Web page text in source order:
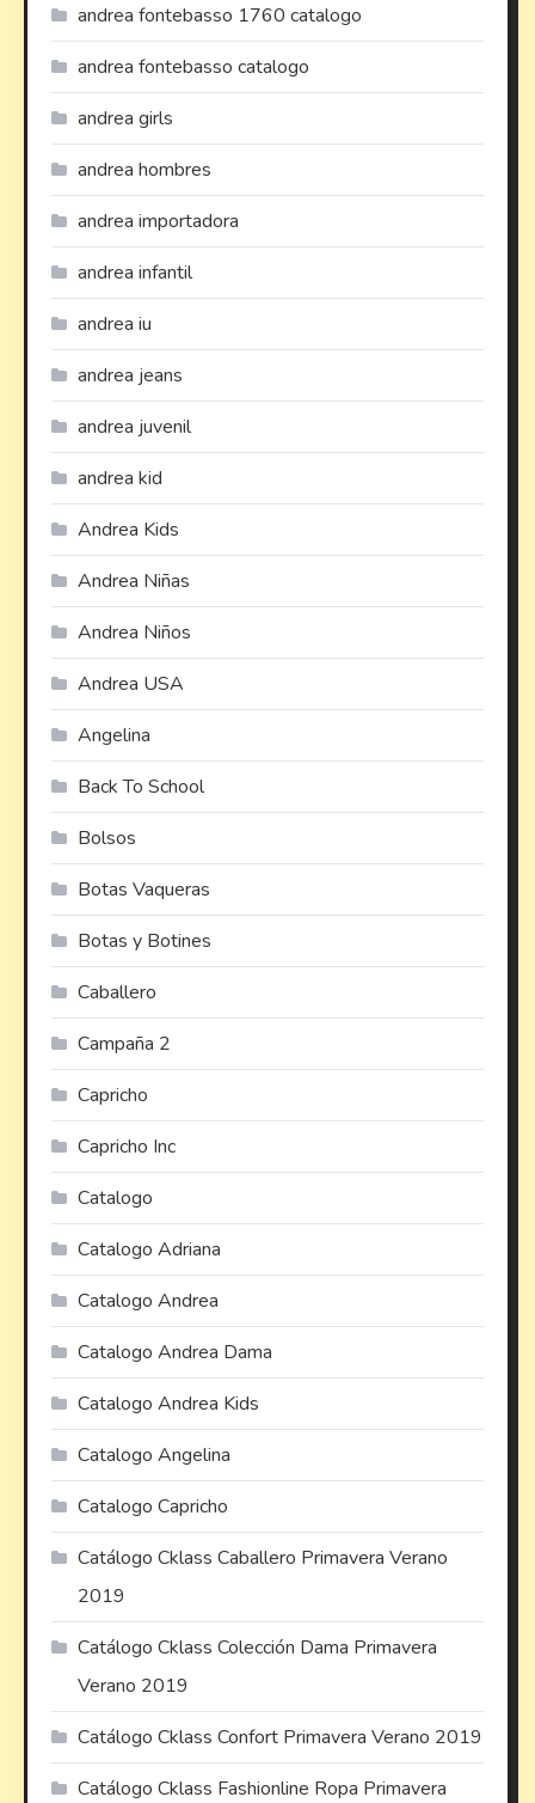
andrea fontebasso 1760 catalogo
andrea fontebasso catalogo
andrea girls
andrea hombres
andrea importadora
andrea infantil
andrea iu
andrea jeans
andrea juvenil
andrea kid
Andrea Kids
Andrea Niñas
Andrea Niños
Andrea USA
Angelina
Back To School
Bolsos
Botas Vaqueras
Botas y Botines
Caballero
Campaña 2
Capricho
Capricho Inc
Catalogo
Catalogo Adriana
Catalogo Andrea
Catalogo Andrea Dama
Catalogo Andrea Kids
Catalogo Angelina
Catalogo Capricho
Catálogo Cklass Caballero Primavera Verano
2019
Catálogo Cklass Colección Dama Primavera
Verano 2019
Catálogo Cklass Confort Primavera Verano 2019
Catálogo Cklass Fashionline Ropa Primavera